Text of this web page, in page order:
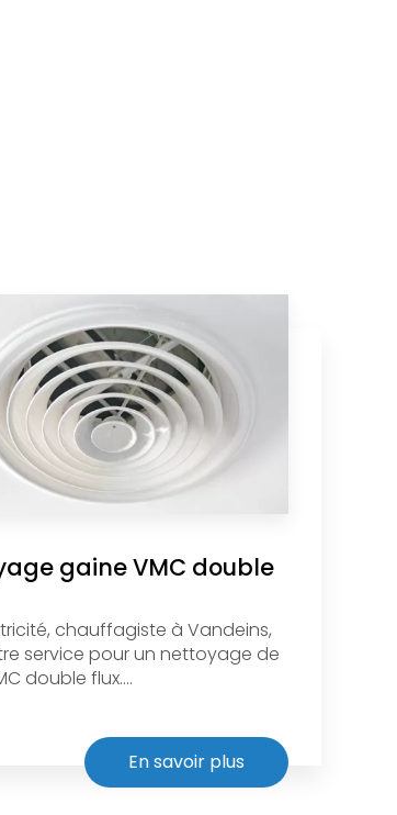
gaine VMC double
chauffagiste à Vandeins,
service pour un nettoyage de
double flux....
En savoir plus